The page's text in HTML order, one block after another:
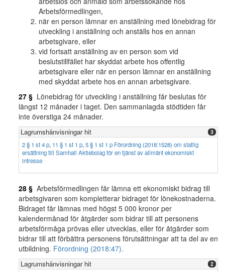
Arbetsförmedlingen,
när en person lämnar en anställning med lönebidrag för
utveckling i anställning och anställs hos en annan
arbetsgivare, eller
vid fortsatt anställning av en person som vid
beslutstillfället har skyddat arbete hos offentlig
arbetsgivare eller när en person lämnar en anställning
med skyddat arbete hos en annan arbetsgivare.
27 § Lönebidrag för utveckling i anställning får beslutas för
längst 12 månader i taget. Den sammanlagda stödtiden får
inte överstiga 24 månader.
Lagrumshänvisningar hit 3
2 § 1 st 4 p, 11 § 1 st 1 p, 5 § 1 st 1 p Förordning (2018:1528) om statlig
ersättning till Samhall Aktiebolag för en tjänst av allmänt ekonomiskt
intresse
28 § Arbetsförmedlingen får lämna ett ekonomiskt bidrag till
arbetsgivaren som kompletterar bidraget för lönekostnaderna.
Bidraget får lämnas med högst 5 000 kronor per
kalendermånad för åtgärder som bidrar till att personens
arbetsförmåga prövas eller utvecklas, eller för åtgärder som
bidrar till att förbättra personens förutsättningar att ta del av en
utbildning. Förordning (2018:47).
Lagrumshänvisningar hit 2